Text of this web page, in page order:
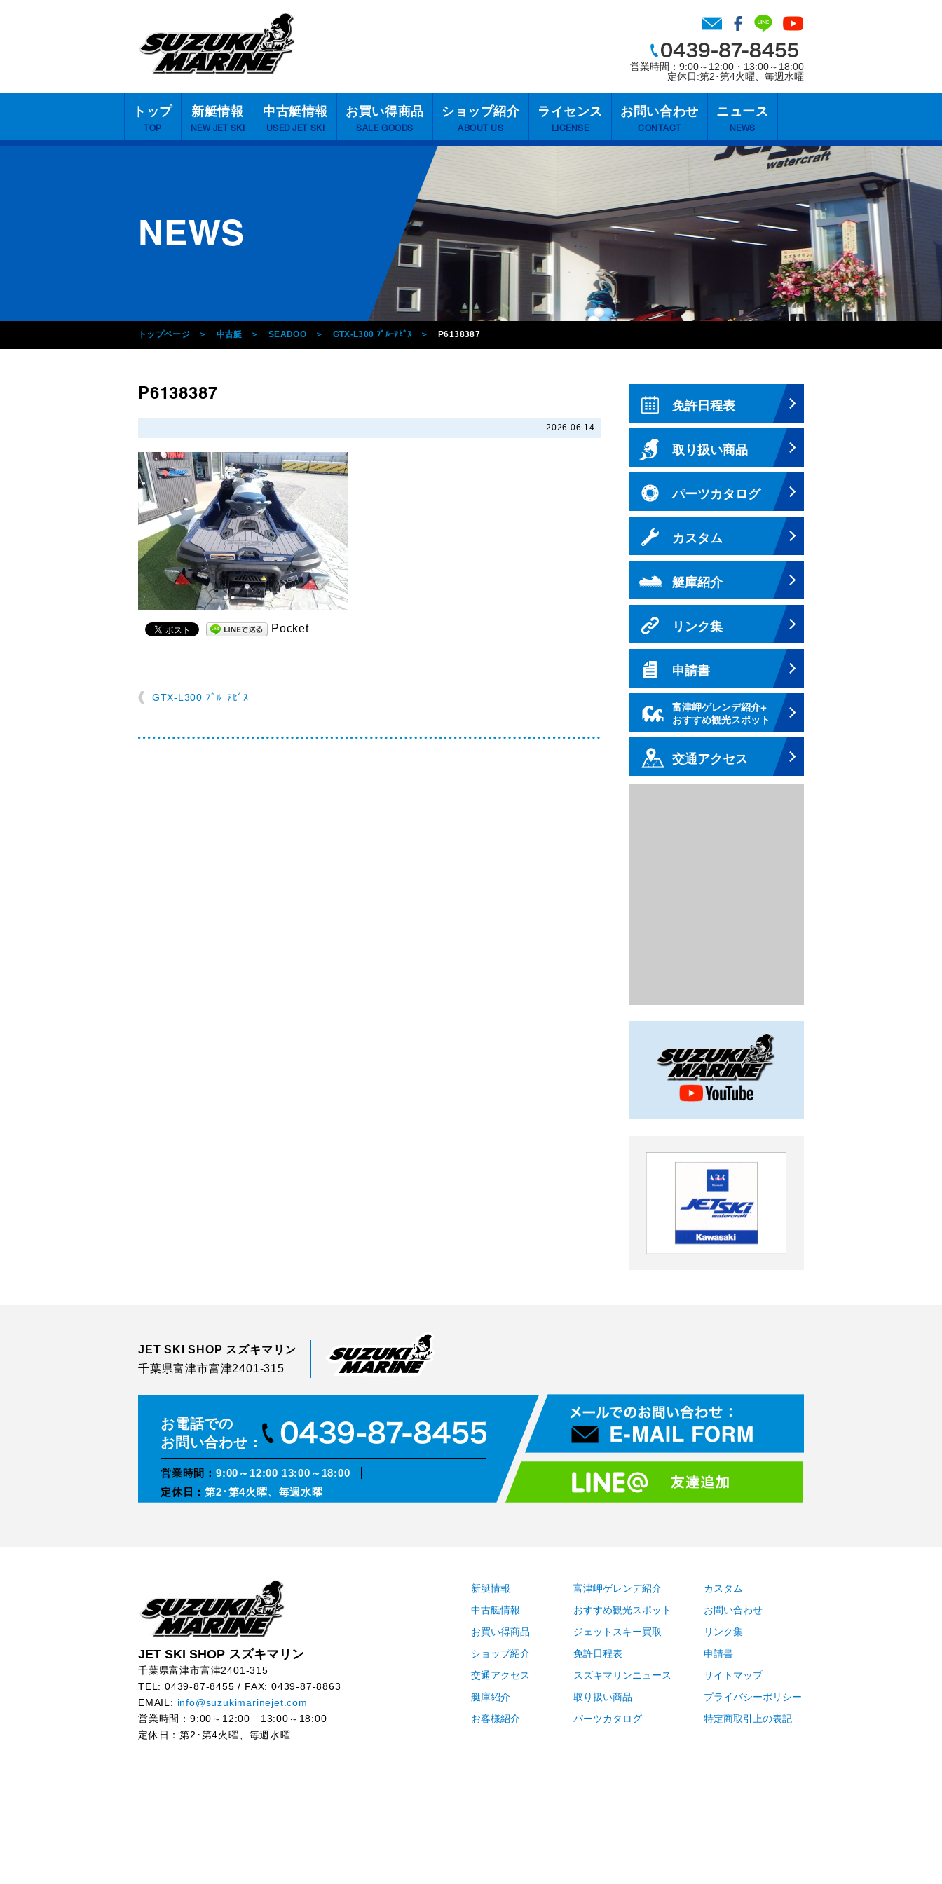
営業時間：9:00～12:00・13:00～18:00
定休日:第2･第4火曜、毎週水曜
トップ
TOP
新艇情報
NEW JET SKI
中古艇情報
USED JET SKI
お買い得商品
SALE GOODS
ショップ紹介
ABOUT US
ライセンス
LICENSE
お問い合わせ
CONTACT
ニュース
NEWS
NEWS
トップページ 中古艇 SEADOO GTX-L300 ﾌﾞﾙｰｱﾋﾞｽ P6138387
P6138387
2026.06.14
Pocket
GTX-L300 ﾌﾞﾙｰｱﾋﾞｽ
免許日程表
取り扱い商品
パーツカタログ
カスタム
艇庫紹介
リンク集
申請書
富津岬ゲレンデ紹介+
おすすめ観光スポット
交通アクセス
JET SKI SHOP スズキマリン
千葉県富津市富津2401-315
お電話での
お問い合わせ：
営業時間： 9:00～12:00 13:00～18:00
定休日：第2･第4火曜、毎週水曜
JET SKI SHOP スズキマリン
千葉県富津市富津2401-315
TEL: 0439-87-8455 / FAX: 0439-87-8863
EMAIL: info@suzukimarinejet.com
営業時間：9:00～12:00 13:00～18:00
定休日：第2･第4火曜、毎週水曜
新艇情報
中古艇情報
お買い得商品
ショップ紹介
交通アクセス
艇庫紹介
お客様紹介
富津岬ゲレンデ紹介
おすすめ観光スポット
ジェットスキー買取
免許日程表
スズキマリンニュース
取り扱い商品
パーツカタログ
カスタム
お問い合わせ
リンク集
申請書
サイトマップ
プライバシーポリシー
特定商取引上の表記